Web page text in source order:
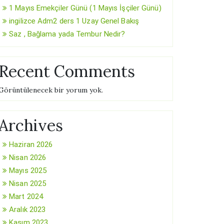
1 Mayıs Emekçiler Günü (1 Mayıs İşçiler Günü)
ingilizce Adm2 ders 1 Uzay Genel Bakış
Saz , Bağlama yada Tembur Nedir?
Recent Comments
bir yorum yok.
Haziran 2026
Nisan 2026
Mayıs 2025
Nisan 2025
Mart 2024
Aralık 2023